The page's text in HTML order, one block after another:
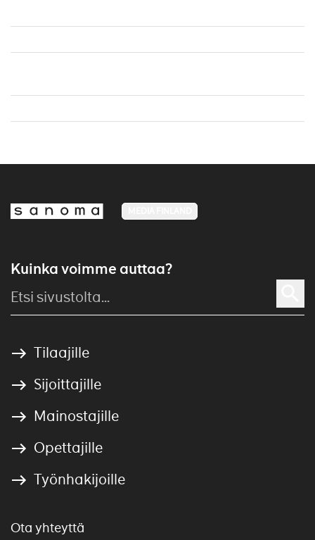
Kuinka voimme auttaa?
Tilaajille
Sijoittajille
Mainostajille
Opettajille
Työnhakijoille
Ota yhteyttä